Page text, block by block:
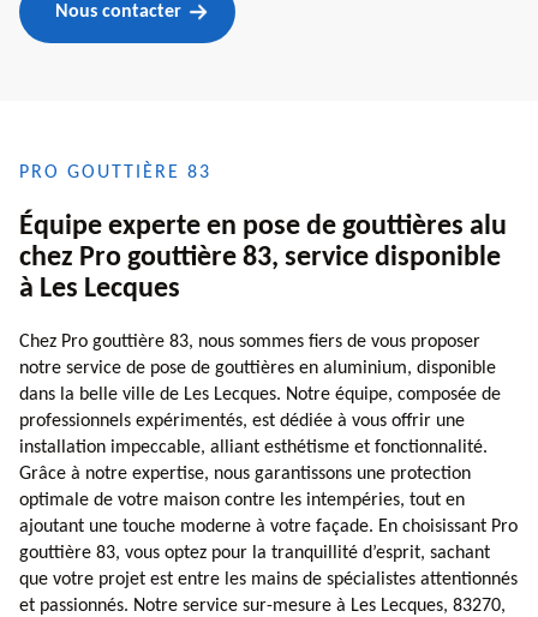
Nous contacter
PRO GOUTTIÈRE 83
Équipe experte en pose de gouttières alu
chez Pro gouttière 83, service disponible
à Les Lecques
Chez Pro gouttière 83, nous sommes fiers de vous proposer
notre service de pose de gouttières en aluminium, disponible
dans la belle ville de Les Lecques. Notre équipe, composée de
professionnels expérimentés, est dédiée à vous offrir une
installation impeccable, alliant esthétisme et fonctionnalité.
Grâce à notre expertise, nous garantissons une protection
optimale de votre maison contre les intempéries, tout en
ajoutant une touche moderne à votre façade. En choisissant Pro
gouttière 83, vous optez pour la tranquillité d’esprit, sachant
que votre projet est entre les mains de spécialistes attentionnés
et passionnés. Notre service sur-mesure à Les Lecques, 83270,